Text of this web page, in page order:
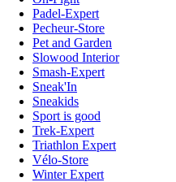
Padel-Expert
Pecheur-Store
Pet and Garden
Slowood Interior
Smash-Expert
Sneak'In
Sneakids
Sport is good
Trek-Expert
Triathlon Expert
Vélo-Store
Winter Expert